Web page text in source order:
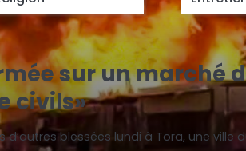
sur un marché
civils»
blessées lundi à Tora, une ville